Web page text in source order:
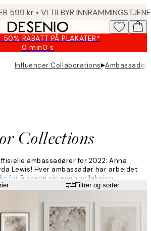
RABATT PÅ PLAKATER*
0 min0 s
Gyldig
og
Influencer Collaborations▸Ambassador
Collections
ambassadører for 2022: Anna
Lewis! Hver ambassadør har arbeidet
for å skape sin egen kolleksjon.
Filtrer og sorter